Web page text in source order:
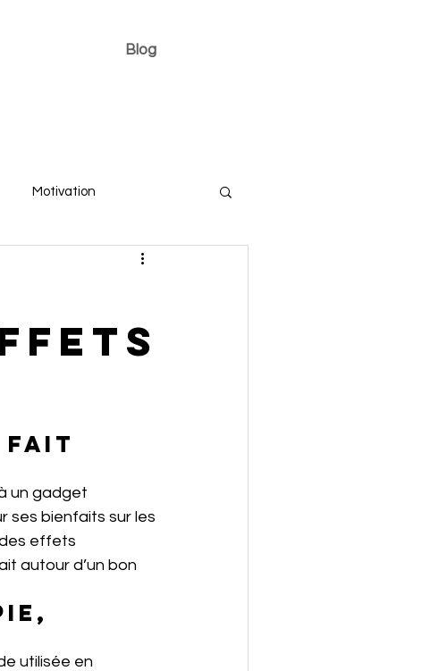
Blog
Motivation
fait
un gadget
ses bienfaits sur les
effets
autour d’un bon
utilisée en